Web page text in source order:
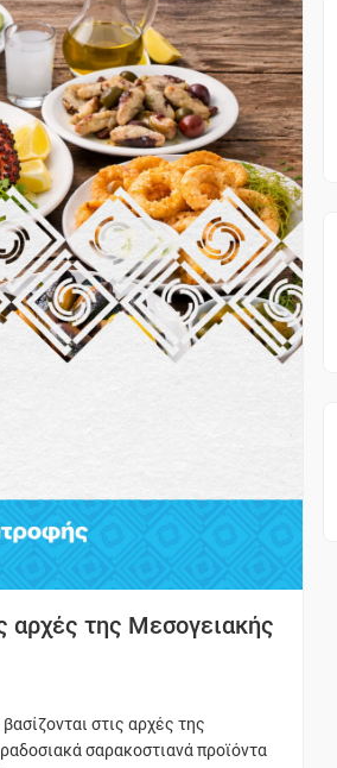
αρχές της Μεσογειακής
στις αρχές της
σαρακοστιανά προϊόντα